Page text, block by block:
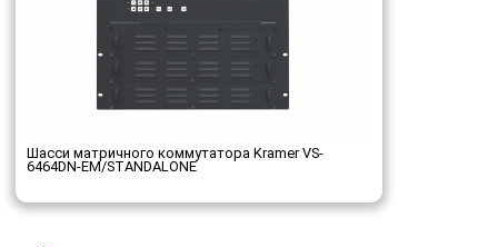
Шасси матричного коммутатора Kramer VS-
6464DN-EM/STANDALONE